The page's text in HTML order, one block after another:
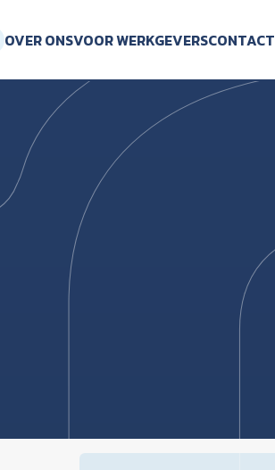
OVER ONSVOOR WERKGEVERSCONTACT